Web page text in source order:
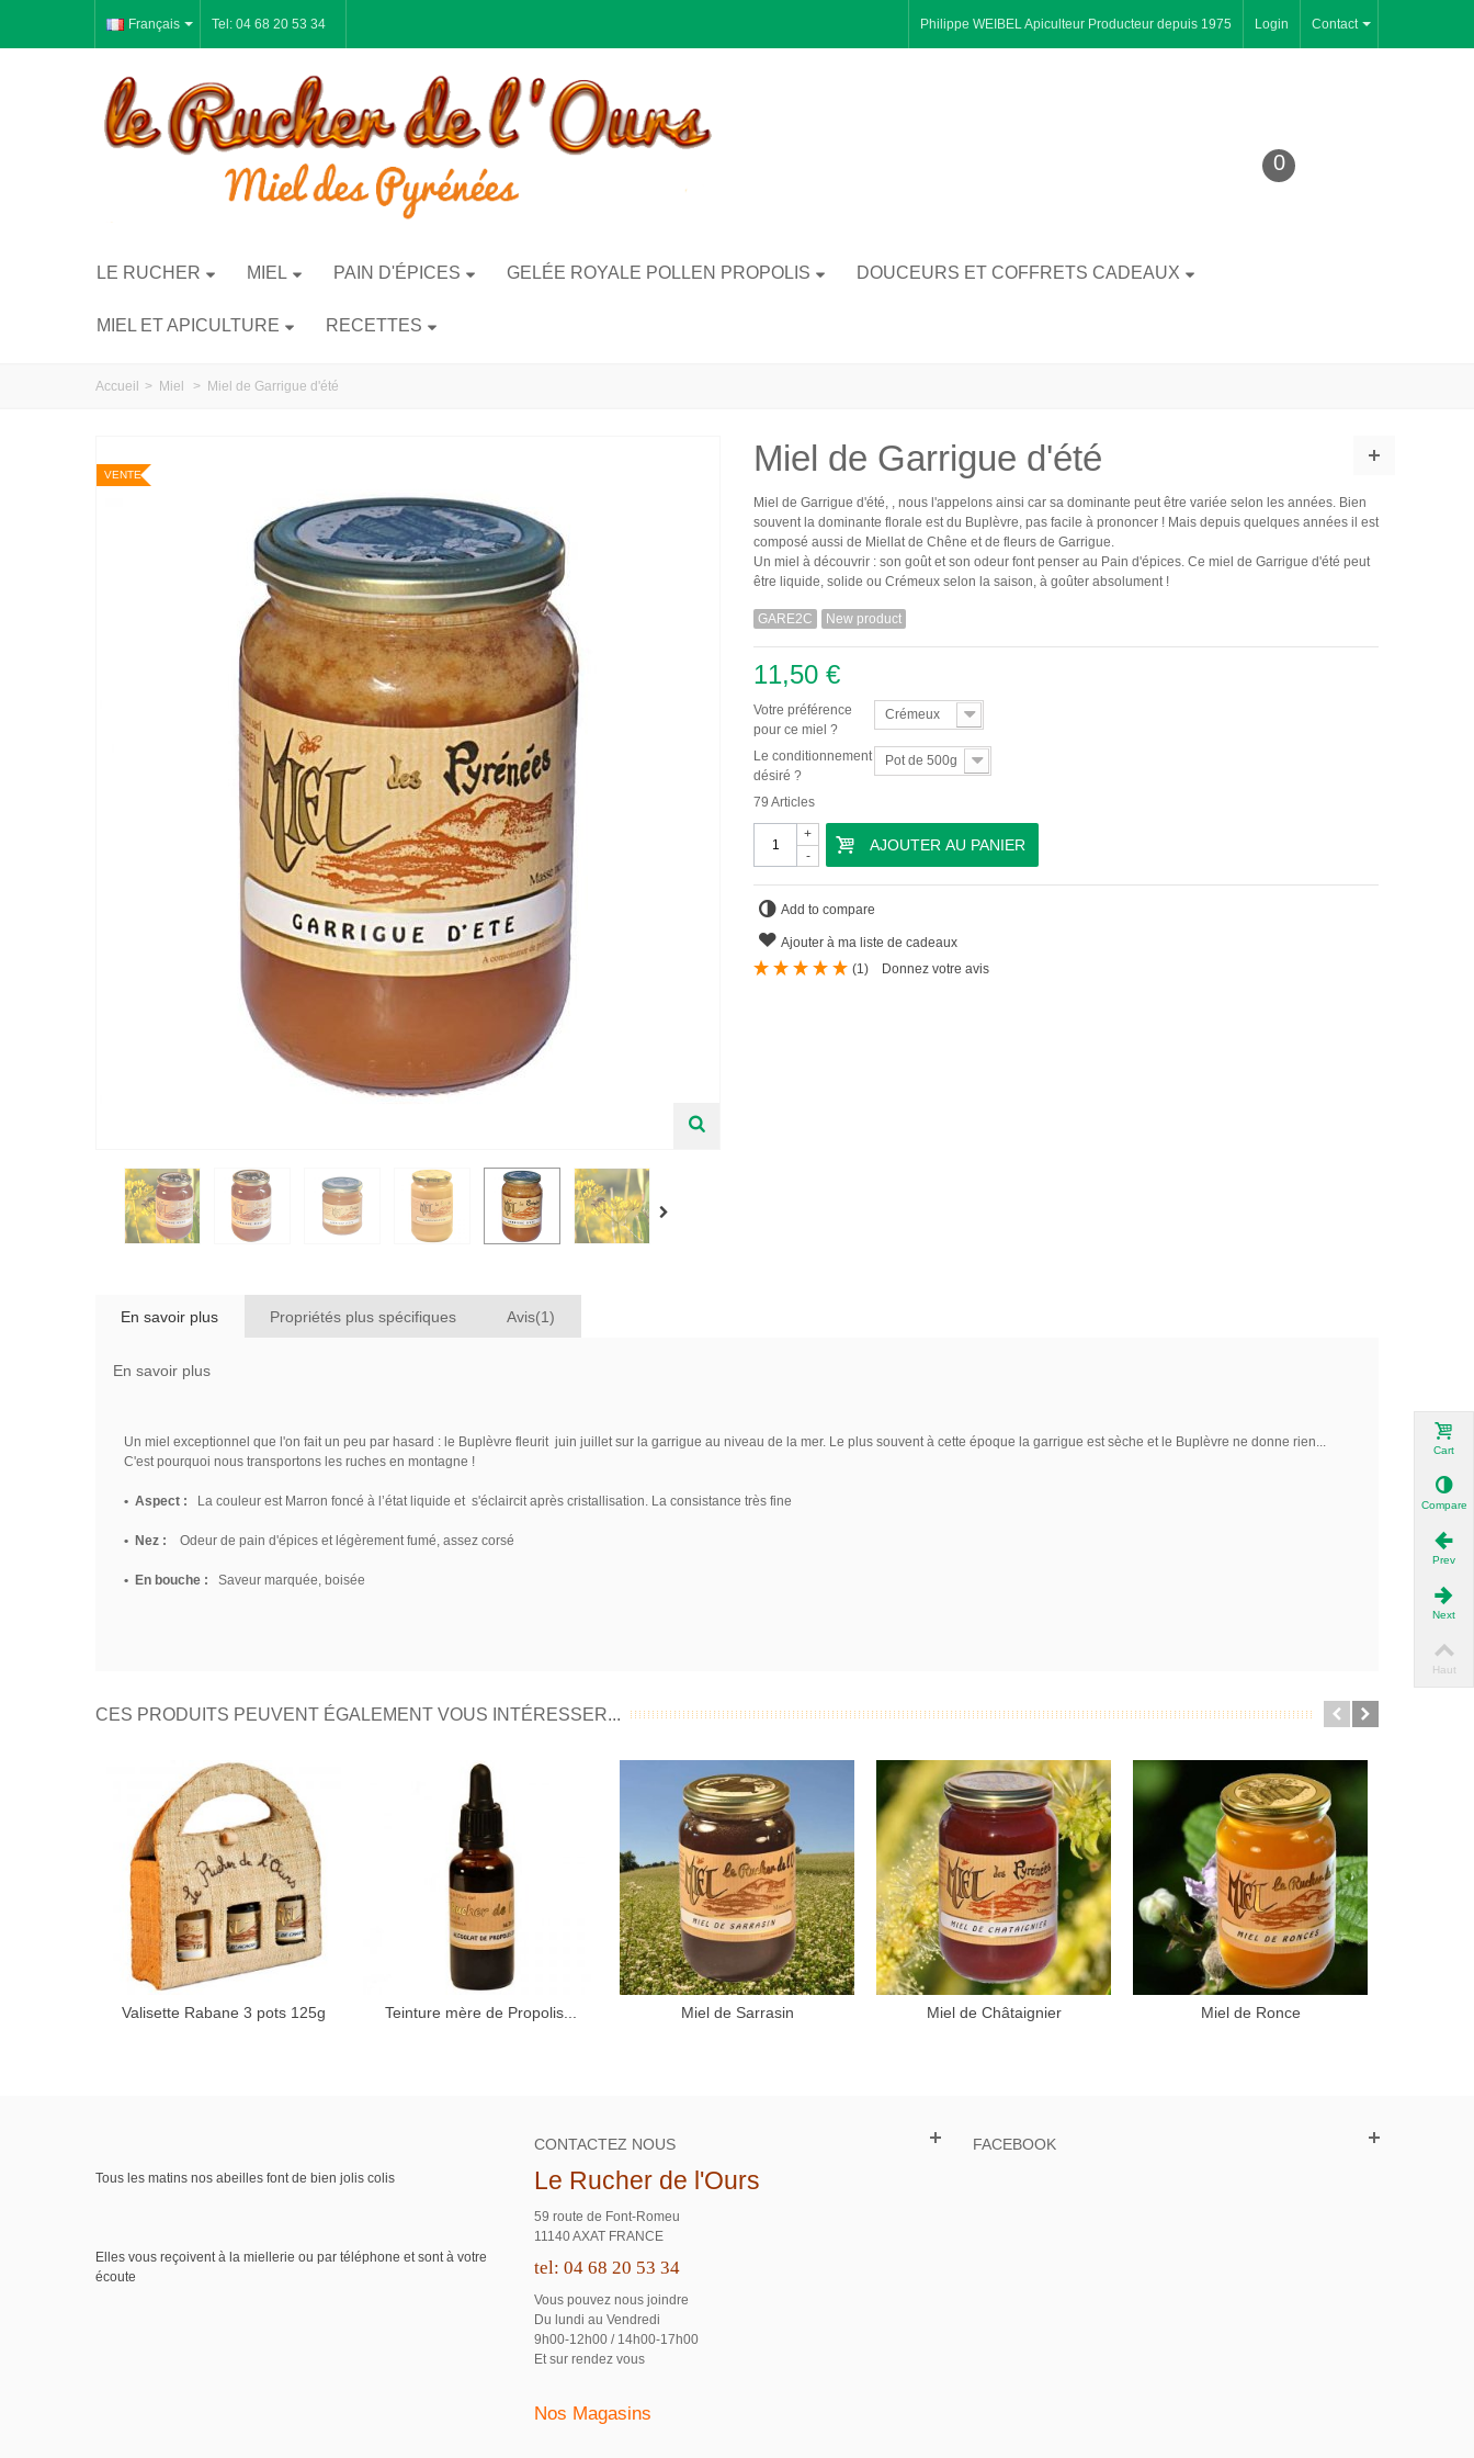
Français Contact
Tel: 04 68 20 53 34 Philippe WEIBEL Apiculteur Producteur depuis 1975 Login
0
LE RUCHER MIEL PAIN D'ÉPICES GELÉE ROYALE POLLEN PROPOLIS DOUCEURS ET COFFRETS CADEAUX
MIEL ET APICULTURE RECETTES
Accueil > Miel > Miel de Garrigue d'été
VENTE Miel de Garrigue d'été
Miel de Garrigue d'été, , nous l'appelons ainsi car sa dominante peut être variée selon les années. Bien
souvent la dominante florale est du Buplèvre, pas facile à prononcer ! Mais depuis quelques années il est
composé aussi de Miellat de Chêne et de fleurs de Garrigue.
Un miel à découvrir : son goût et son odeur font penser au Pain d'épices. Ce miel de Garrigue d'été peut
être liquide, solide ou Crémeux selon la saison, à goûter absolument !
GARE2C New product
11,50 €
Votre préférence
pour ce miel ?
Crémeux
Le conditionnement
désiré ?
Pot de 500g
79 Articles
-
+
AJOUTER AU PANIER
Add to compare
Ajouter à ma liste de cadeaux
(1 ) Donnez votre avis
En savoir plus Propriétés plus spécifiques Avis(1)
En savoir plus
Un miel exceptionnel que l'on fait un peu par hasard : le Buplèvre fleurit juin juillet sur la garrigue au niveau de la mer. Le plus souvent à cette époque la garrigue est sèche et le Buplèvre ne donne rien...
C'est pourquoi nous transportons les ruches en montagne !
• Aspect : La couleur est Marron foncé à l’état liquide et s'éclaircit après cristallisation. La consistance très fine
• Nez : Odeur de pain d'épices et légèrement fumé, assez corsé
• En bouche : Saveur marquée, boisée
CES PRODUITS PEUVENT ÉGALEMENT VOUS INTÉRESSER...
Valisette Rabane 3 pots 125g Ajouter au panier
Teinture mère de Propolis... Miel de Sarrasin Ajouter au panier
Miel de Châtaignier Ajouter au panier
Miel de Ronce
Tous les matins nos abeilles font de bien jolis colis
Elles vous reçoivent à la miellerie ou par téléphone et sont à votre
écoute
CONTACTEZ NOUS
Le Rucher de l'Ours
59 route de Font-Romeu
11140 AXAT FRANCE
tel: 04 68 20 53 34
Vous pouvez nous joindre
Du lundi au Vendredi
9h00-12h00 / 14h00-17h00
Et sur rendez vous
Nos Magasins
FACEBOOK
Cart
Compare
Prev
Next
Haut